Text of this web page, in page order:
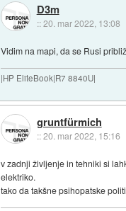
D3m
::20. mar 2022, 13:08
Vidim na mapi, da se Rusi
|HP EliteBook|R7 8840U|
gruntfürmich
::20. mar 2022, 15:16
v zadnji življenje in tehniki si
elektriko.
tako da takšne psihopatske